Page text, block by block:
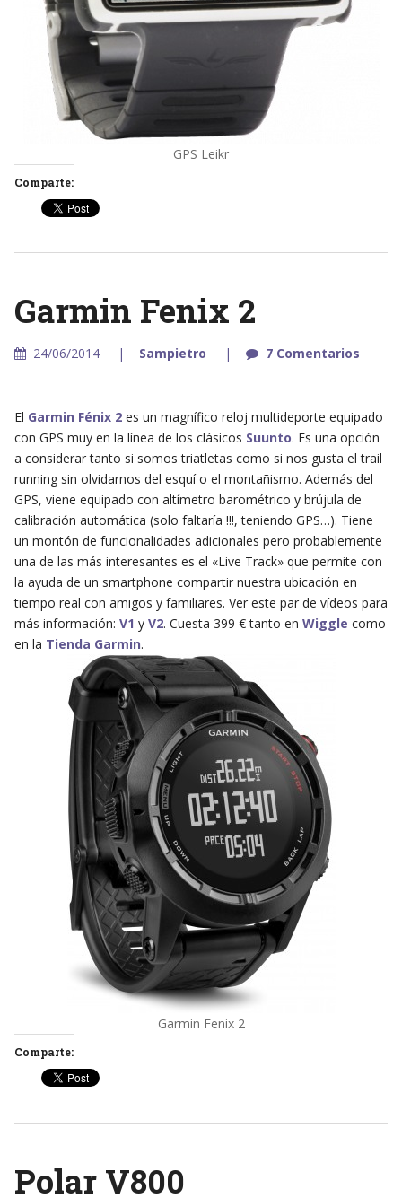
GPS Leikr
Comparte:
Garmin Fenix 2
24/06/2014 Sampietro 7 Comentarios
El Garmin Fénix 2es un magnífico reloj multideporte equipado
con GPS muy en la línea de los clásicos Suunto. Es una opción
a considerar tanto si somos triatletas como si nos gusta el trail
running sin olvidarnos del esquí o el montañismo. Además del
GPS, viene equipado con altímetro barométrico y brújula de
calibración automática (solo faltaría !!!, teniendo GPS…). Tiene
un montón de funcionalidades adicionales pero probablemente
una de las más interesantes es el «Live Track» que permite con
la ayuda de un smartphone compartir nuestra ubicación en
tiempo real con amigos y familiares. Ver este par de vídeos para
más información: V1 y V2. Cuesta 399 € tanto en Wiggle como
en la Tienda Garmin.
Garmin Fenix 2
Comparte:
Polar V800